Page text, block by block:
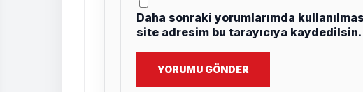
Daha sonraki yorumlarımda
site adresim bu tarayıcıya kaydedilsin.
YORUMU GÖNDER